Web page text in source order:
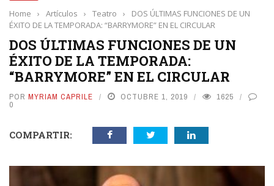
Home › Artículos › Teatro ›
DOS ÚLTIMAS FUNCIONES DE UN
ÉXITO DE LA TEMPORADA: “BARRYMORE” EN EL CIRCULAR
DOS ÚLTIMAS FUNCIONES DE UN
ÉXITO DE LA TEMPORADA:
“BARRYMORE” EN EL CIRCULAR
POR MYRIAM CAPRILE OCTUBRE 1, 2019 1625
0
COMPARTIR: